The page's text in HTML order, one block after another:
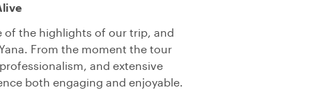
of the highlights of our trip, and
From the moment the tour
and extensive
both engaging and enjoyable.